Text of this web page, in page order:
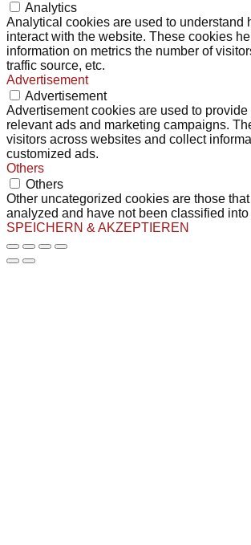
Analytics
Analytical cookies are used to understand
interact with the website. These cookies
information on metrics the number of
traffic source, etc.
Advertisement
Advertisement
Advertisement cookies are used to provide
relevant ads and marketing campaigns.
visitors across websites and collect
customized ads.
Others
Others
Other uncategorized cookies are those
analyzed and have not been classified into
SPEICHERN & AKZEPTIEREN